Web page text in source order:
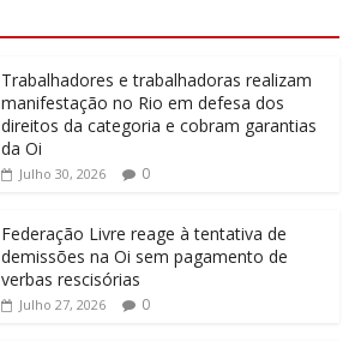
Trabalhadores e trabalhadoras realizam
manifestação no Rio em defesa dos
direitos da categoria e cobram garantias
da Oi
Julho 30, 2026 0
Federação Livre reage à tentativa de
demissões na Oi sem pagamento de
verbas rescisórias
Julho 27, 2026 0